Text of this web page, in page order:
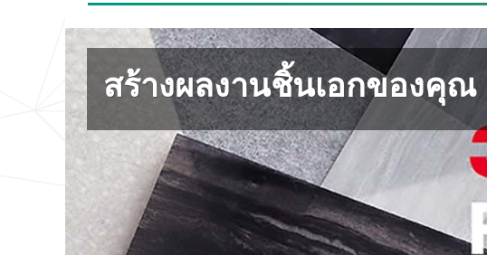
สร้างผลงานชิ้นเอกของคุณ